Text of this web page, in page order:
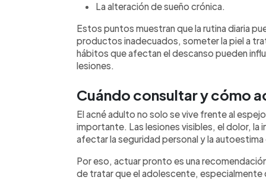
La alteración de sueño crónica.
Estos puntos muestran que la rutina diaria
productos inadecuados, someter la piel a
hábitos que afectan el descanso pueden
lesiones.
Cuándo consultar y cómo
El acné adulto no solo se vive frente al
importante. Las lesiones visibles, el dolor, la
afectar la seguridad personal y la
Por eso, actuar pronto es una
de tratar que el adolescente,